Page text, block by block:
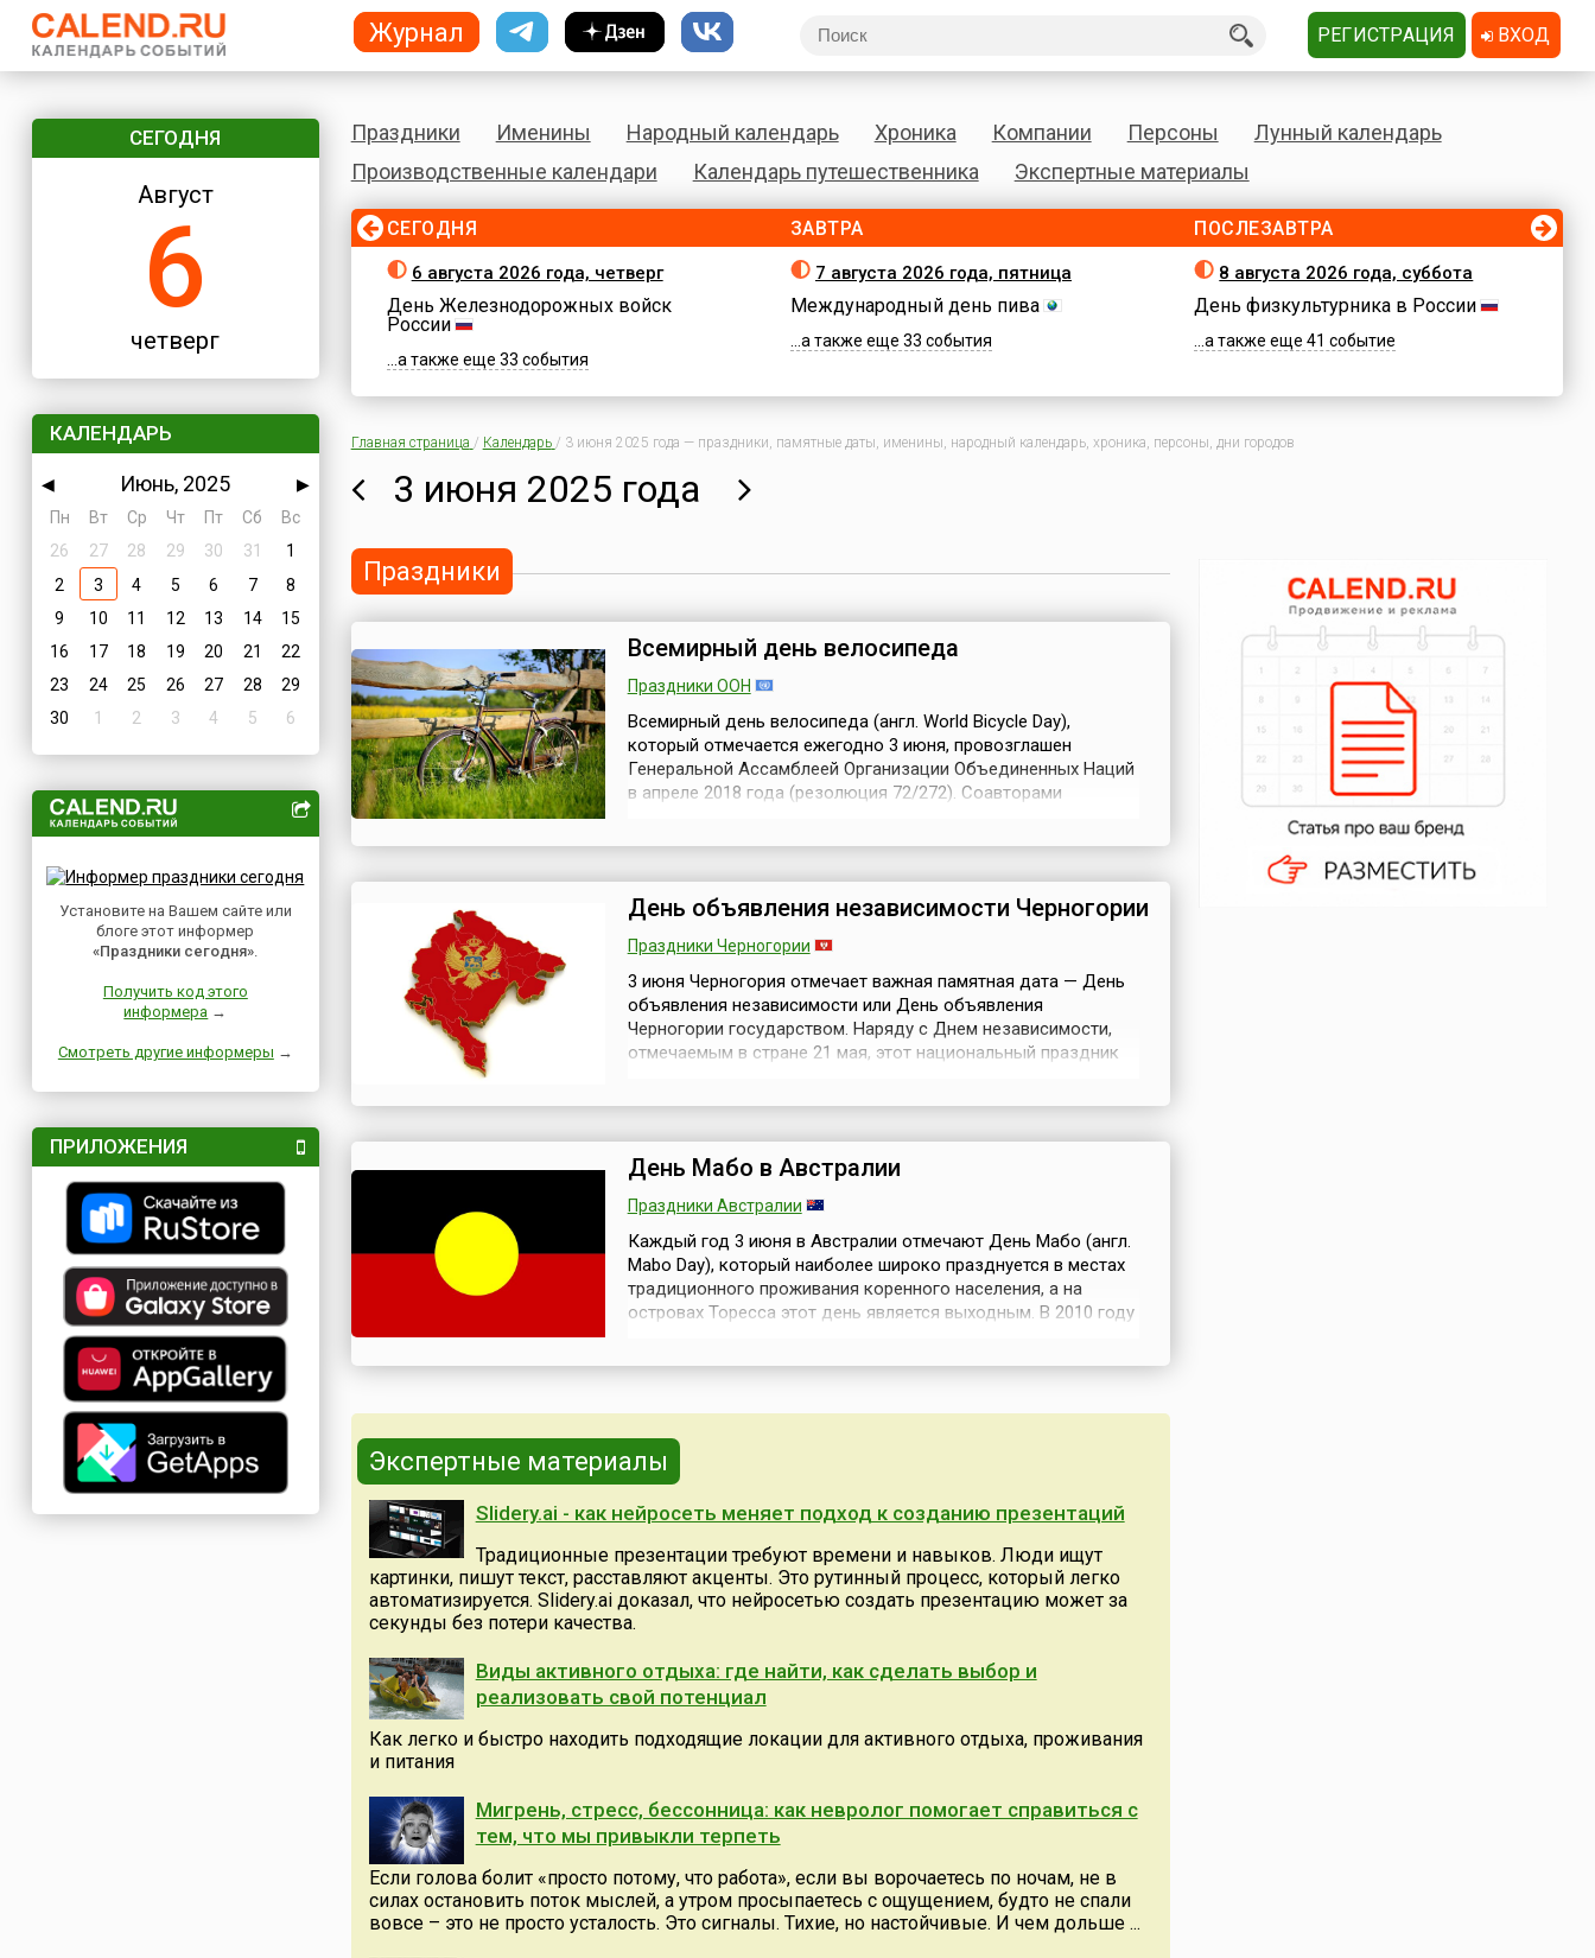
СЕГОДНЯ
Август
6
четверг
КАЛЕНДАРЬ
◀ Июнь, 2025
▶
Пн
Вт Ср Чт Пт Сб
Вс
26
27 28 29 30 31
1
2
3 4 5 6 7
8
9
10 11 12 13 14
15
16
17 18 19 20 21
22
23
24 25 26 27 28
29
30
1 2 3 4 5 6
Установите на Вашем сайте или
блоге этот информер
«Праздники сегодня».
Получить код этого
информера →
Смотреть другие информеры →
ПРИЛОЖЕНИЯ
Праздники Именины Народный календарь Хроника Компании Персоны
Лунный календарь
Производственные календари
Календарь путешественника Экспертные материалы
СЕГОДНЯ
6 августа 2026 года, четверг
День Железнодорожных войск
России
...а также еще 33 события
ЗАВТРА
7 августа 2026 года, пятница
Международный день пива
...а также еще 33 события
ПОСЛЕЗАВТРА
8 августа 2026 года, суббота
День физкультурника в России
...а также еще 41 событие
Главная страница / Календарь / 3 июня 2025 года — праздники, памятные даты, именины, народный календарь, хроника, персоны, дни городов
3 июня 2025 года
Праздники
Всемирный день велосипеда
Праздники ООН
Всемирный день велосипеда (англ. World Bicycle Day),
который отмечается ежегодно 3 июня, провозглашен
Генеральной Ассамблеей Организации Объединенных Наций
в апреле 2018 года (резолюция 72/272). Соавторами
подтверждая уникальность, давнюю историю и мно...
День объявления независимости Черногории
Праздники Черногории
3 июня Черногория отмечает важная памятная дата — День
объявления независимости или День объявления
Черногории государством. Наряду с Днем независимости,
отмечаемым в стране 21 мая, этот национальный праздник
составе Югославии, о...
День Мабо в Австралии
Праздники Австралии
Каждый год 3 июня в Австралии отмечают День Мабо (англ.
Mabo Day), который наиболее широко празднуется в местах
традиционного проживания коренного населения, а на
островах Торесса этот день является выходным. В 2010 году
Экспертные материалы
Slidery.ai - как нейросеть меняет подход к созданию презентаций
Традиционные презентации требуют времени и навыков. Люди ищут
картинки, пишут текст, расставляют акценты. Это рутинный процесс, который легко
автоматизируется. Slidery.ai доказал, что нейросетью создать презентацию может за
секунды без потери качества.
Виды активного отдыха: где найти, как сделать выбор и
реализовать свой потенциал
Как легко и быстро находить подходящие локации для активного отдыха, проживания
и питания
Мигрень, стресс, бессонница: как невролог помогает справиться с
тем, что мы привыкли терпеть
Если голова болит «просто потому, что работа», если вы ворочаетесь по ночам, не в
силах остановить поток мыслей, а утром просыпаетесь с ощущением, будто не спали
вовсе – это не просто усталость. Это сигналы. Тихие, но настойчивые. И чем дольше ...
Журнал РЕГИСТРАЦИЯ ВХОД